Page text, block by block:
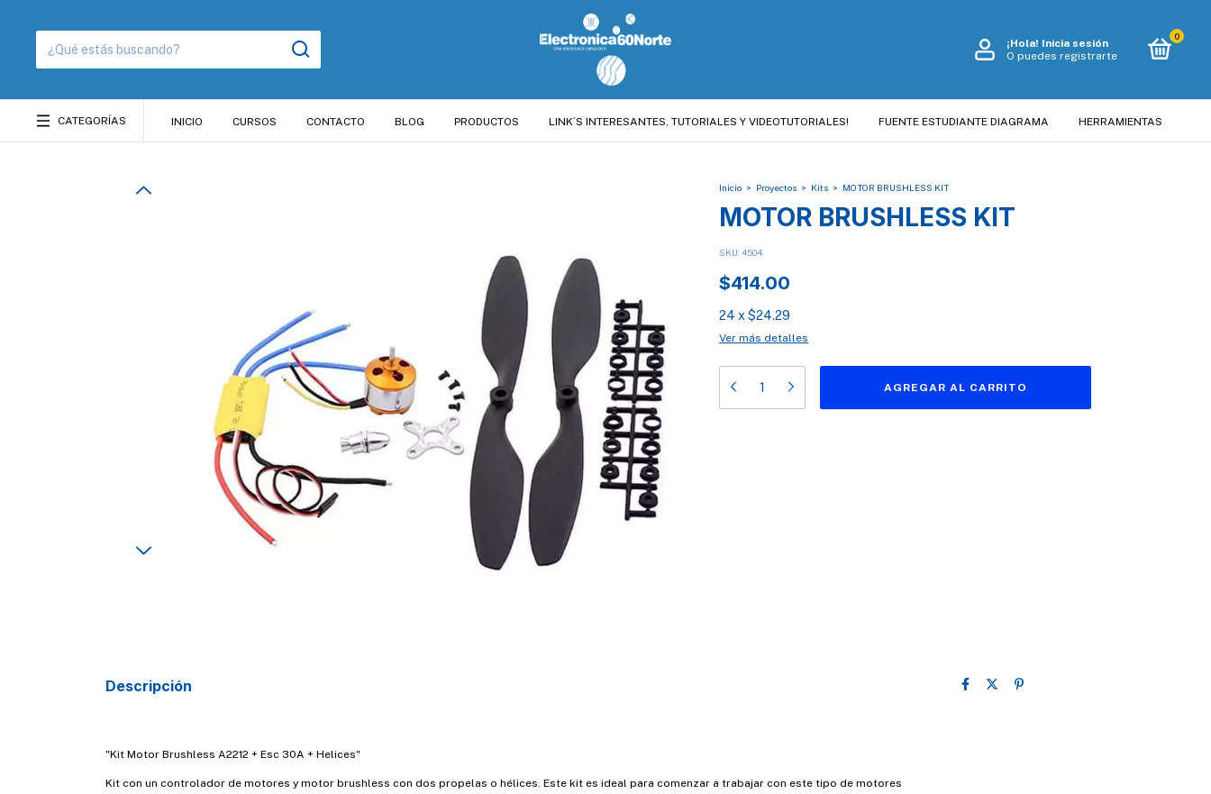
¡Hola! Inicia sesión
O puedes registrarte
0
CATEGORÍAS INICIO CURSOS CONTACTO BLOG PRODUCTOS LINK´S INTERESANTES, TUTORIALES Y VIDEOTUTORIALES! FUENTE ESTUDIANTE DIAGRAMA HERRAMIENTAS
Inicio > Proyectos > Kits > MOTOR BRUSHLESS KIT
MOTOR BRUSHLESS KIT
SKU: 4504
$414.00
24 x $24.29
Ver más detalles
Descripción
"Kit Motor Brushless A2212 + Esc 30A + Helices"
Kit con un controlador de motores y motor brushless con dos propelas o hélices. Este kit es ideal para comenzar a trabajar con este tipo de motores